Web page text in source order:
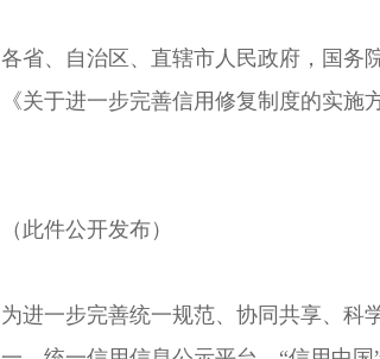
各省、自治区、直辖市人民政府，国务
《关于进一步完善信用修复制度的实施
（此件公开发布）
为进一步完善统一规范、协同共享、科